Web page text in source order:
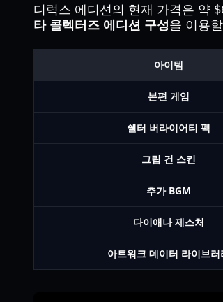
디럭스 에디션의 현재 가격은 약
타 콜렉터즈 에디션 구성을 이용
아이템
본편 게임
쉘터 버라이어티 팩
그립 건 스킨
추가 BGM
다이애나 제스처
아트워크 데이터 라이브러